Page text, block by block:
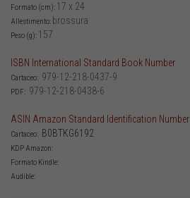
Formato (cm): 17 x 24
Allestimento: brossura
Peso (g): 157
ISBN International Standard Book Number
Cartaceo: 979-12-218-0437-9
PDF: 979-12-218-0438-6
ASIN Amazon Standard Identification Number
Cartaceo: B0BTKG6192
KDP Amazon:
Formato Kindle:
Audible: